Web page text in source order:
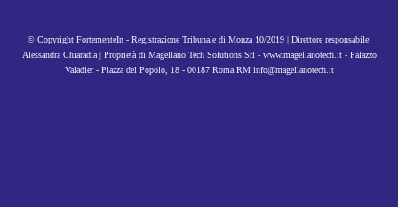
© Copyright FortementeIn - Registrazione Tribunale di Monza 10/2019 | Direttore responsabile:
Alessandra Chiaradia | Proprietà di Magellano Tech Solutions Srl - www.magellanotech.it - Palazzo
Valadier - Piazza del Popolo, 18 - 00187 Roma RM info@magellanotech.it